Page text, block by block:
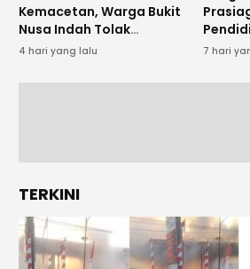
Kemacetan, Warga Bukit
Nusa Indah Tolak
Pembangunan SMPN 25
4 hari yang lalu
Sejak
7 hari
TERKINI